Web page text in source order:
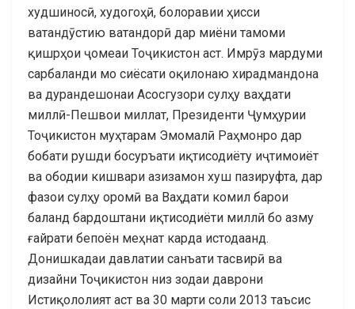
худшиносӣ, худогоҳӣ, болоравии ҳисси
ватандӯстию ватандорӣ дар миёни тамоми
қишрҳои ҷомеаи Тоҷикистон аст. Имрӯз мардуми
сарбаланди мо сиёсати оқилонаю хирадмандона
ва дурандешонаи Асосгузори сулҳу ваҳдати
миллӣ-Пешвои миллат, Президенти Ҷумҳурии
Тоҷикистон муҳтарам Эмомалӣ Раҳмонро дар
бобати рушди босуръати иқтисодиёту иҷтимоиёт
ва ободии кишвари азизамон хуш пазируфта, дар
фазои сулҳу оромӣ ва Ваҳдати комил барои
баланд бардоштани иқтисодиёти миллӣ бо азму
ғайрати бепоён меҳнат карда истодаанд.
Донишкадаи давлатии санъати тасвирӣ ва
дизайни Тоҷикистон низ зодаи даврони
Истиқололият аст ва 30 марти соли 2013 таъсис